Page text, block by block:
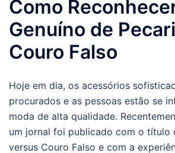
Como
Genuíno de
Couro Falso
Hoje em dia, os acessórios
procurados e as pessoas estão se
moda de alta qualidade.
um jornal foi publicado com o título
versus Couro Falso e com a